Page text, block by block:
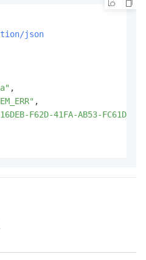
json
,
,
F62D-41FA-AB53-